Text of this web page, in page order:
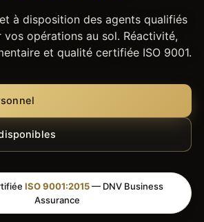
à disposition des agents qualifiés
opérations au sol. Réactivité,
et qualité certifiée ISO 9001.
ISO 9001:2015— DNV Business
Assurance